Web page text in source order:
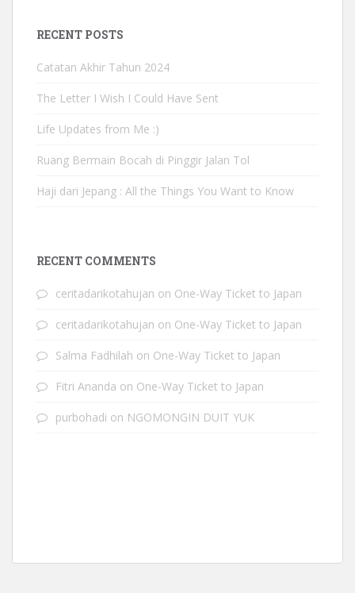
RECENT POSTS
Catatan Akhir Tahun 2024
The Letter I Wish I Could Have Sent
Life Updates from Me :)
Ruang Bermain Bocah di Pinggir Jalan Tol
Haji dari Jepang : All the Things You Want to Know
RECENT COMMENTS
ceritadarikotahujan on One-Way Ticket to Japan
ceritadarikotahujan on One-Way Ticket to Japan
Salma Fadhilah on One-Way Ticket to Japan
Fitri Ananda on One-Way Ticket to Japan
purbohadi on NGOMONGIN DUIT YUK